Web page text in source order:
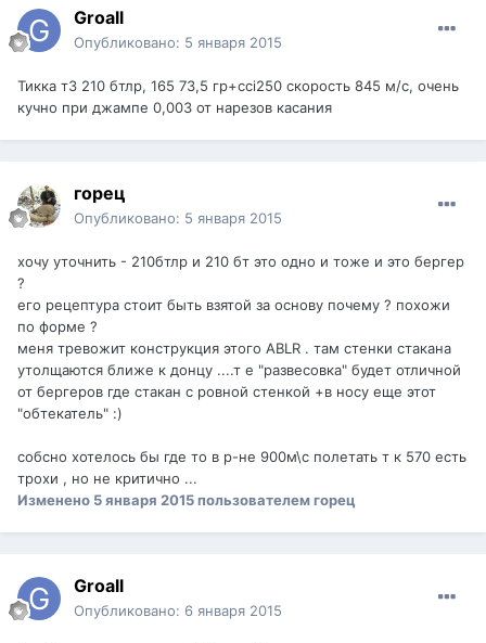
Groall
Опубликовано: 5 января 2015
Тикка т3 210 бтлр, 165 73,5 гр+cci250 скорость 845 м/с, очень
кучно при джампе 0,003 от нарезов касания
горец
Опубликовано: 5 января 2015
хочу уточнить - 210бтлр и 210 бт это одно и тоже и это бергер
?
его рецептура стоит быть взятой за основу почему ? похожи
по форме ?
меня тревожит конструкция этого ABLR . там стенки стакана
утолщаются ближе к донцу ....т е "развесовка" будет отличной
от бергеров где стакан с ровной стенкой +в носу еще этот
"обтекатель" :)
cобсно хотелось бы где то в р-не 900м\с полетать т к 570 есть
трохи , но не критично ...
Изменено 5 января 2015пользователем горец
Groall
Опубликовано: 6 января 2015